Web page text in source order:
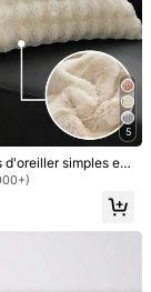
5
d'oreiller simples en
style moderne mi
et confortab